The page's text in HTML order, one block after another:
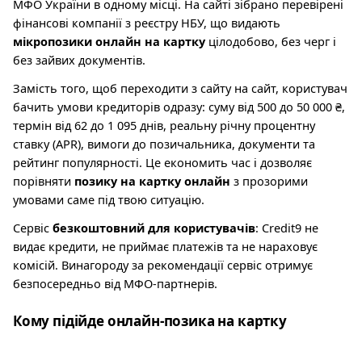
МФО України в одному місці. На сайті зібрано перевірені
фінансові компанії з реєстру НБУ, що видають
мікропозики онлайн на картку цілодобово, без черг і
без зайвих документів.
Замість того, щоб переходити з сайту на сайт, користувач
бачить умови кредиторів одразу: суму від 500 до 50 000 ₴,
термін від 62 до 1 095 днів, реальну річну процентну
ставку (APR), вимоги до позичальника, документи та
рейтинг популярності. Це економить час і дозволяє
порівняти позику на картку онлайн з прозорими
умовами саме під твою ситуацію.
Сервіс безкоштовний для користувачів: Credit9 не
видає кредити, не приймає платежів та не нараховує
комісій. Винагороду за рекомендації сервіс отримує
безпосередньо від МФО-партнерів.
Кому підійде онлайн-позика на картку